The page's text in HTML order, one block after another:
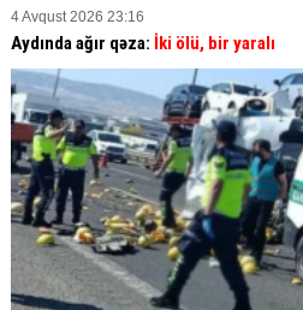
4 Avqust 2026 23:16
Aydında ağır qəza: İki ölü, bir yaralı